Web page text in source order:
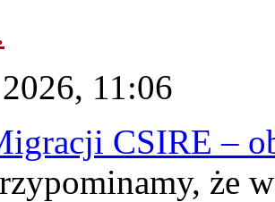
11:06
CSIRE –
że